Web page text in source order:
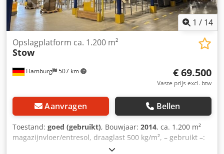
1 / 14
Hamburg 507 km
Opslagplatform ca. 1.200 m²
Stow
€ 69.500
Vaste prijs excl. btw
Aanvragen Bellen
Toestand: goed (gebruikt), Bouwjaar: 2014, ca. 1.200 m²
magazijnvloer/entresol, draaglast 500 kg/m², – gebruikt –:
Prijs vanaf locatie: slechts € 69.500 (exclusief btw), inclusief